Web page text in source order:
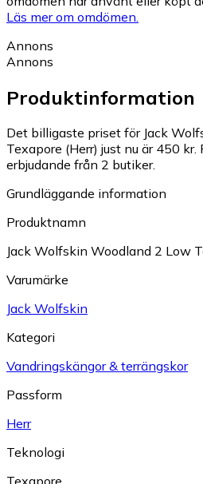
Läs mer om omdömen.
Annons
Annons
Produktinformation
Det billigaste priset för Jack
Texapore (Herr) just nu är 450 kr.
erbjudande från 2 butiker.
Grundläggande information
Produktnamn
Jack Wolfskin Woodland 2 Low
Varumärke
Jack Wolfskin
Kategori
Vandringskängor & terrängskor
Passform
Herr
Teknologi